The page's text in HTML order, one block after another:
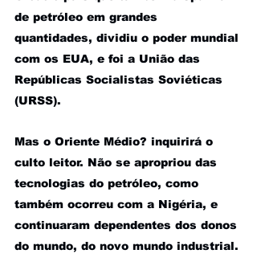
de petróleo em grandes
quantidades, dividiu o poder mundial
com os EUA, e foi a União das
Repúblicas Socialistas Soviéticas
(URSS).
Mas o Oriente Médio? inquirirá o
culto leitor. Não se apropriou das
tecnologias do petróleo, como
também ocorreu com a Nigéria, e
continuaram dependentes dos donos
do mundo, do novo mundo industrial.